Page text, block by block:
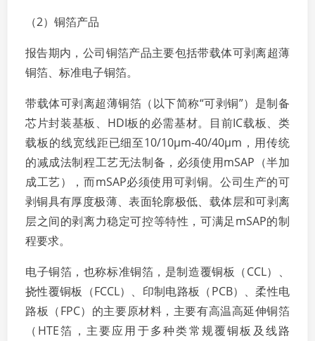
（2）铜箔产品
报告期内，公司铜箔产品主要包括带载体可剥离超薄
铜箔、标准电子铜箔。
带载体可剥离超薄铜箔（以下简称“可剥铜”）是制备
芯片封装基板、HDI板的必需基材。目前IC载板、类
载板的线宽线距已细至10/10μm-40/40μm，用传统
的减成法制程工艺无法制备，必须使用mSAP（半加
成工艺），而mSAP必须使用可剥铜。公司生产的可
剥铜具有厚度极薄、表面轮廓极低、载体层和可剥离
层之间的剥离力稳定可控等特性，可满足mSAP的制
程要求。
电子铜箔，也称标准铜箔，是制造覆铜板（CCL）、
挠性覆铜板（FCCL）、印制电路板（PCB）、柔性电
路板（FPC）的主要原材料，主要有高温高延伸铜箔
（HTE箔，主要应用于多种类常规覆铜板及线路